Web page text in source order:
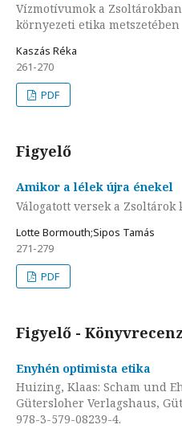
Vízmotívumok a
környezeti etika metszetében
Kaszás Réka
261-270
PDF
Figyelő
Amikor a lélek újra énekel
Válogatott versek a Zsoltárok
Lotte Bormouth;Sipos Tamás
271-279
PDF
Figyelő -
Enyhén optimista etika
Huizing, Klaas: Scham und
Gütersloher Verlagshaus,
978-3-579-08239-4.